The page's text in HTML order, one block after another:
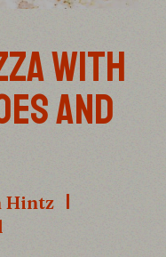
WITH
AND
Hintz